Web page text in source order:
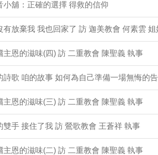
舖：正確的選擇 得救的信仰
放棄我 我也回家了 訪 迦美教會 何素雲 姐
恩的滋味(四) 訪 二重教會 陳聖義 執事
歌 咱的故事 如何為自己準備一場無悔的
恩的滋味(三) 訪 二重教會 陳聖義 執事
手 接住了我 訪 鶯歌教會 王蒼祥 執事
恩的滋味(二) 訪 二重教會 陳聖義 執事